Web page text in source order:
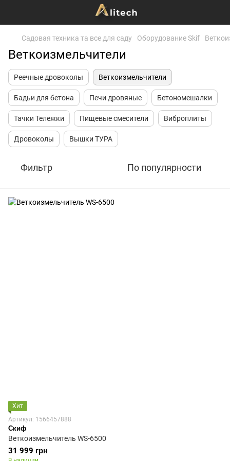
Садовая техника та все для саду Оборудование Skif
Веткоизмельчители
Реечные дровоколы Веткоизмельчители
Бадьи для бетона Печи дровяные Бетономешалки
Тачки Тележки Пищевые смесители Виброплиты
Дровоколы Вышки ТУРА
Фильтр По популярности
Хит
Артикул: 1566457888
Скиф
Веткоизмельчитель WS-6500
31 999 грн